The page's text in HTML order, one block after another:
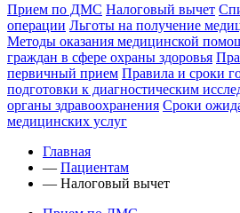
Прием по ДМС Налоговый вычет
операции Льготы на получение
Методы оказания медицинской
граждан в сфере охраны здоровья
первичный прием Правила и сроки
подготовки к диагностическим
органы здравоохранения Сроки
медицинских услуг
Главная
— Пациентам
— Налоговый вычет